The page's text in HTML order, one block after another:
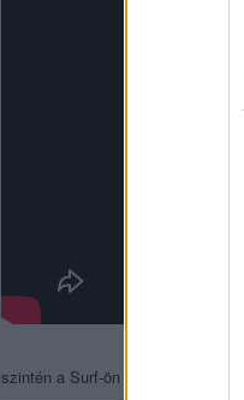
szintén a Surf-ön kap majd helyet a